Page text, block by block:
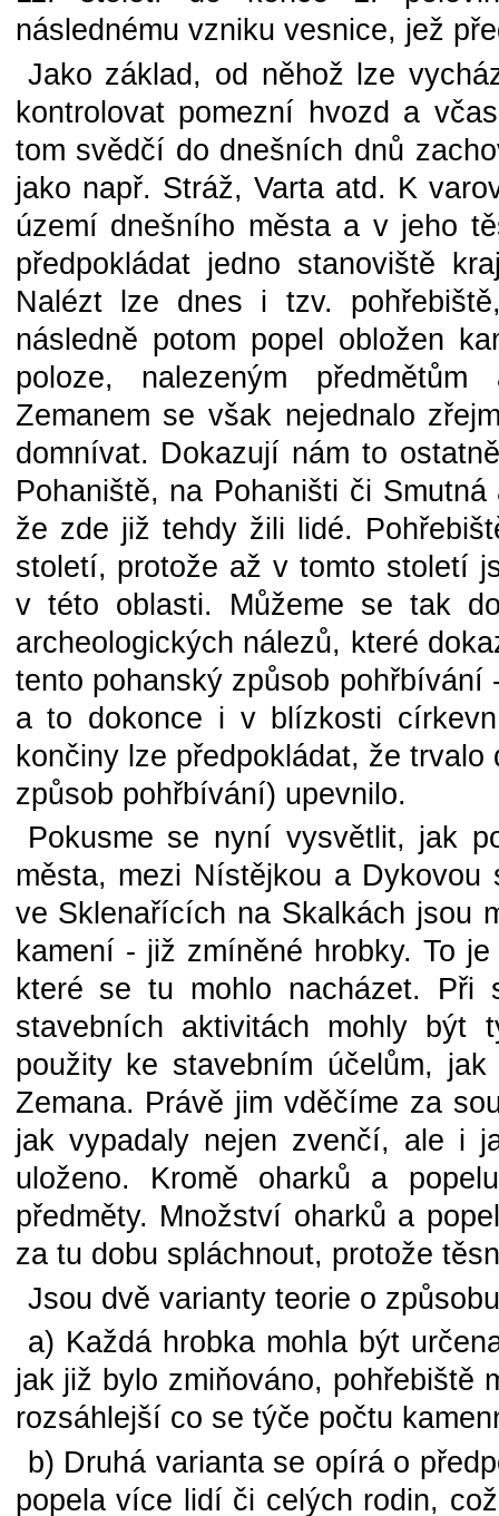
následnému vzniku vesnice, jež
Jako základ, od něhož lze
kontrolovat pomezní hvozd a
tom svědčí do dnešních dnů
jako např. Stráž, Varta atd. K
území dnešního města a v jeho
předpokládat jedno stanoviště
Nalézt lze dnes i tzv.
následně potom popel obložen
poloze, nalezeným
Zemanem se však nejednalo
domnívat. Dokazují nám to
Pohaniště, na Pohaništi či
že zde již tehdy žili lidé.
století, protože až v tomto století
v této oblasti. Můžeme se tak
archeologických nálezů, které
tento pohanský způsob
a to dokonce i v blízkosti
končiny lze předpokládat, že
způsob pohřbívání) upevnilo.
Pokusme se nyní vysvětlit, jak
města, mezi Nístějkou a
ve Sklenařících na Skalkách jsou
kamení - již zmíněné hrobky. To
které se tu mohlo nacházet. Při
stavebních aktivitách mohly být
použity ke stavebním účelům,
Zemana. Právě jim vděčíme za
jak vypadaly nejen zvenčí, ale i
uloženo. Kromě oharků a
předměty. Množství oharků a
za tu dobu spláchnout, protože
Jsou dvě varianty teorie o
a) Každá hrobka mohla být
jak již bylo zmiňováno, pohřebiště
rozsáhlejší co se týče počtu
b) Druhá varianta se opírá o
popela více lidí či celých rodin,